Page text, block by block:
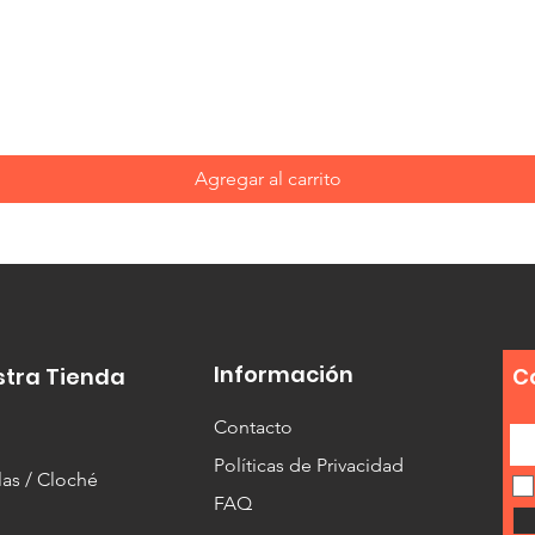
Agregar al carrito
Tienda
/ Cloché
Información
Contacto
Políticas de Privacidad
FAQ